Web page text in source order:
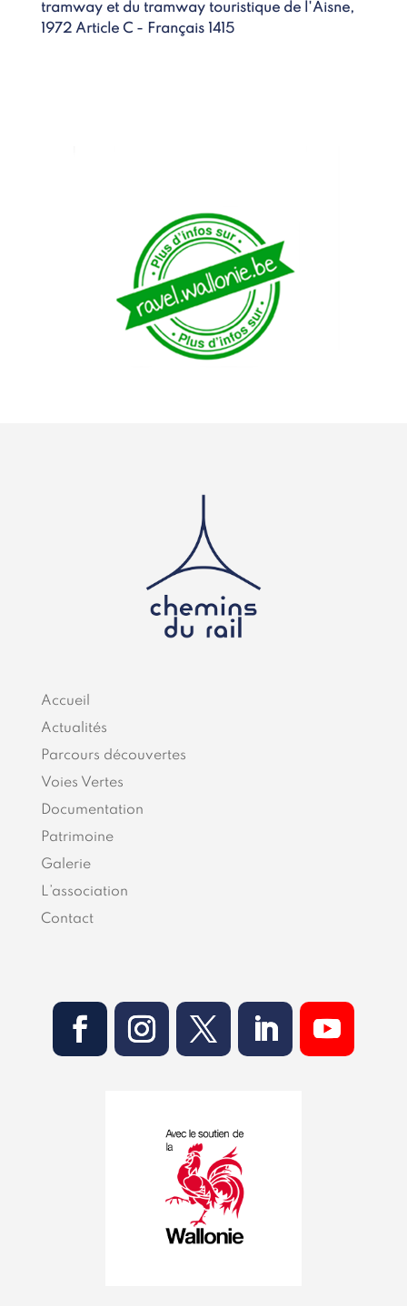
tramway et du tramway touristique de l'Aisne,
1972 Article C - Français 1415
Accueil
Actualités
Parcours découvertes
Voies Vertes
Documentation
Patrimoine
Galerie
L’association
Contact